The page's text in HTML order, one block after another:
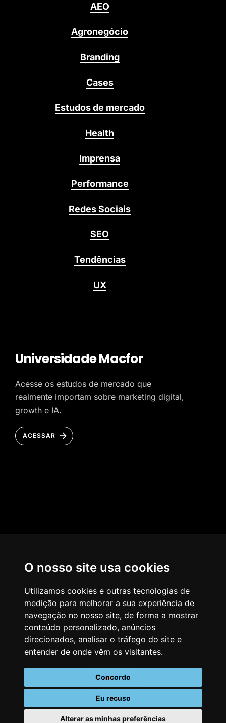
O nosso site usa cookies
Utilizamos cookies e outras tecnologias de
medição para melhorar a sua experiência de
navegação no nosso site, de forma a mostrar
conteúdo personalizado, anúncios
direcionados, analisar o tráfego do site e
entender de onde vêm os visitantes.
Concordo
Eu recuso
Alterar as minhas preferências
AEO
Agronegócio
Branding
Cases
Estudos de mercado
Health
Imprensa
Performance
Redes Sociais
SEO
Tendências
UX
Universidade Macfor
Acesse os estudos de mercado que
realmente importam sobre marketing digital,
growth e IA.
ACESSAR
AGÊNCIA
COMO PENSAMOS
NOSSOS SERVIÇOS
CASES & CLIENTES
BLOG
VAGAS
CONTATO